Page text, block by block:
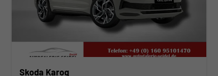
Skoda Karoq